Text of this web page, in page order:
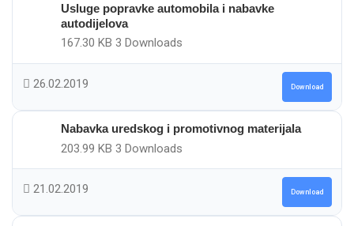
Usluge popravke automobila i nabavke
autodijelova
167.30 KB 3 Downloads
26.02.2019 Download
Nabavka uredskog i promotivnog materijala
203.99 KB 3 Downloads
21.02.2019 Download